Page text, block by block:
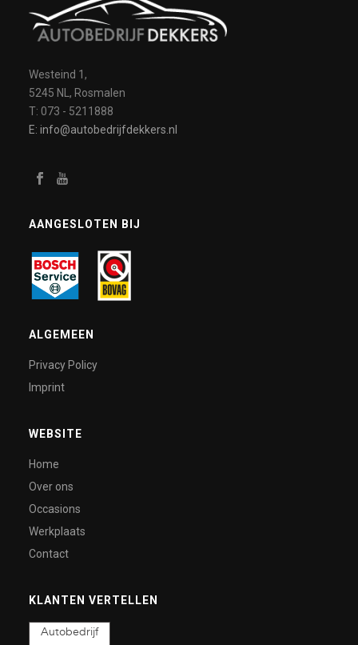
Westeind 1,
5245 NL, Rosmalen
T: 073 - 5211888
E: info@autobedrijfdekkers.nl
AANGESLOTEN BIJ
ALGEMEEN
Privacy Policy
Imprint
WEBSITE
Home
Over ons
Occasions
Werkplaats
Contact
KLANTEN VERTELLEN
Autobedrijf